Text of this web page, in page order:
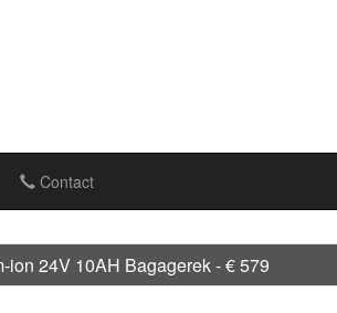
Contact
ion 24V 10AH Bagagerek - € 579